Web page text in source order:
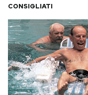
CONSIGLIATI